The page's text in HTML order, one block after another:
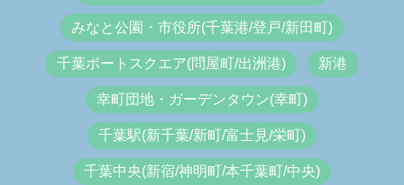
みなと公園・市役所(千葉港/登戸/新田町)
千葉ポートスクエア(問屋町/出洲港) 新港
幸町団地・ガーデンタウン(幸町)
千葉駅(新千葉/新町/富士見/栄町)
千葉中央(新宿/神明町/本千葉町/中央)